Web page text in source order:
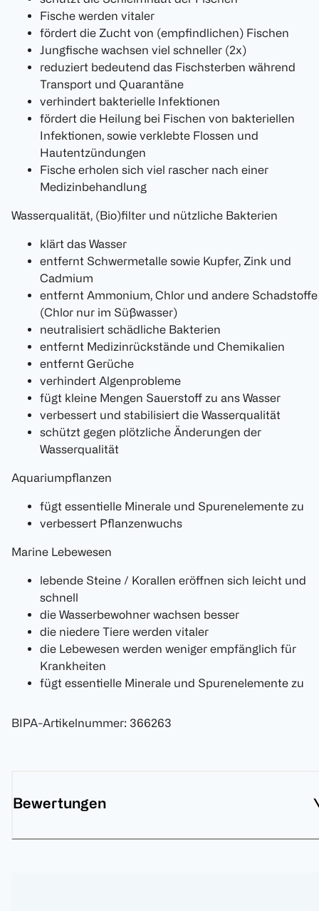
Fische werden vitaler
fördert die Zucht von (empfindlichen) Fischen
Jungfische wachsen viel schneller (2x)
reduziert bedeutend das Fischsterben während
Transport und Quarantäne
verhindert bakterielle Infektionen
fördert die Heilung bei Fischen von bakteriellen
Infektionen, sowie verklebte Flossen und
Hautentzündungen
Fische erholen sich viel rascher nach einer
Medizinbehandlung
Wasserqualität, (Bio)filter und nützliche Bakterien
klärt das Wasser
entfernt Schwermetalle sowie Kupfer, Zink und
Cadmium
entfernt Ammonium, Chlor und andere Schadstoffe
(Chlor nur im Süßwasser)
neutralisiert schädliche Bakterien
entfernt Medizinrückstände und Chemikalien
entfernt Gerüche
verhindert Algenprobleme
fügt kleine Mengen Sauerstoff zu ans Wasser
verbessert und stabilisiert die Wasserqualität
schützt gegen plötzliche Änderungen der
Wasserqualität
Aquariumpflanzen
fügt essentielle Minerale und Spurenelemente zu
verbessert Pflanzenwuchs
Marine Lebewesen
lebende Steine / Korallen eröffnen sich leicht und
schnell
die Wasserbewohner wachsen besser
die niedere Tiere werden vitaler
die Lebewesen werden weniger empfänglich für
Krankheiten
fügt essentielle Minerale und Spurenelemente zu
BIPA-Artikelnummer: 366263
Bewertungen